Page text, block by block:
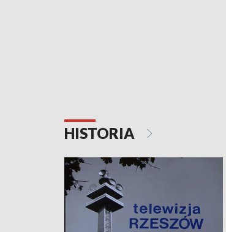
HISTORIA